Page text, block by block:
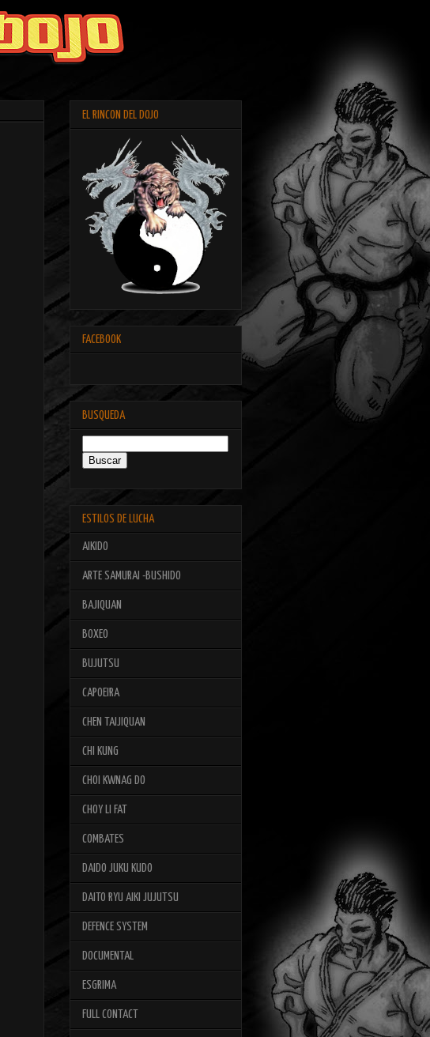
EL RINCON DEL DOJO
FACEBOOK
BUSQUEDA
ESTILOS DE LUCHA
AIKIDO
ARTE SAMURAI -BUSHIDO
BAJIQUAN
BOXEO
BUJUTSU
CAPOEIRA
CHEN TAIJIQUAN
CHI KUNG
CHOI KWNAG DO
CHOY LI FAT
COMBATES
DAIDO JUKU KUDO
DAITO RYU AIKI JUJUTSU
DEFENCE SYSTEM
DOCUMENTAL
ESGRIMA
FULL CONTACT